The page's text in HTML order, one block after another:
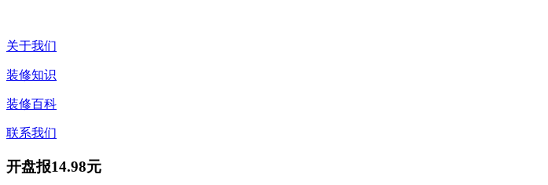
关于我们
装修知识
装修百科
联系我们
开盘报14.98元